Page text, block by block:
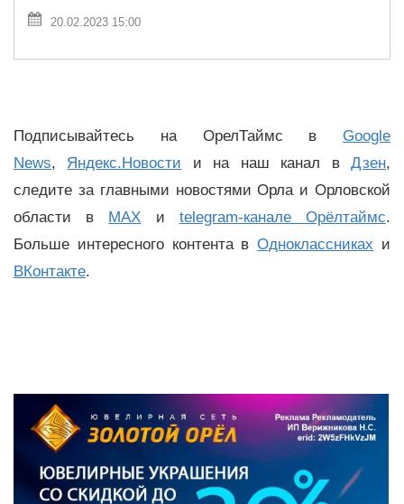
депутаты облсовета Руслан Перелыгин и
20.02.2023 15:00
Подписывайтесь на ОрелТаймс в Google
News, Яндекс.Новости и на наш канал вДзен,
следите за главными новостями Орла и Орловской
области в MAX и telegram-канале Орёлтаймс.
Больше интересного контента вОдноклассниках и
ВКонтакте.